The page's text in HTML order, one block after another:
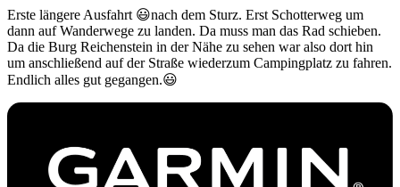
Erste längere Ausfahrt 😃nach dem Sturz. Erst Schotterweg um
dann auf Wanderwege zu landen. Da muss man das Rad schieben.
Da die Burg Reichenstein in der Nähe zu sehen war also dort hin
um anschließend auf der Straße wiederzum Campingplatz zu fahren.
Endlich alles gut gegangen.😃